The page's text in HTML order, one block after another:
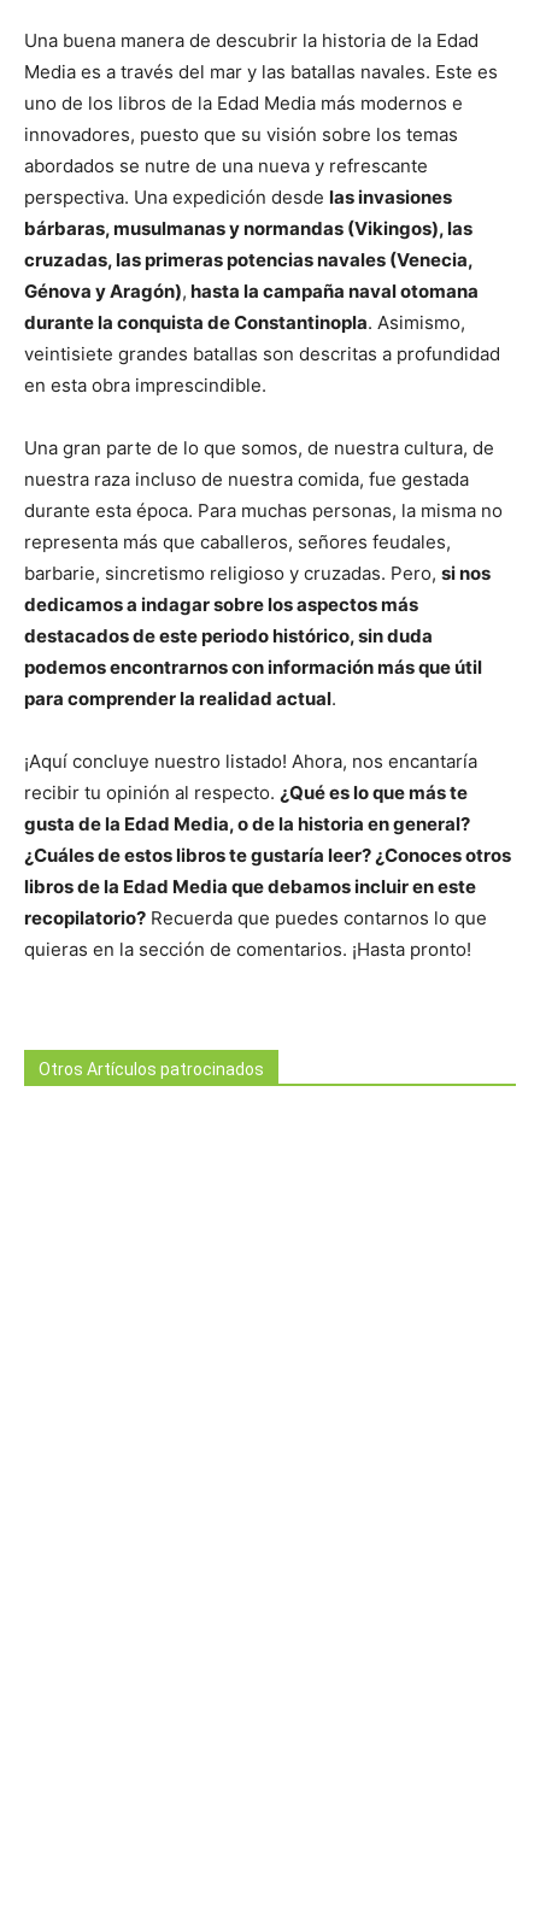
Una buena manera de descubrir la historia de la Edad
Media es a través del mar y las batallas navales. Este es
uno de los libros de la Edad Media más modernos e
innovadores, puesto que su visión sobre los temas
abordados se nutre de una nueva y refrescante
perspectiva. Una expedición desde las invasiones
bárbaras, musulmanas y normandas (Vikingos), las
cruzadas, las primeras potencias navales (Venecia,
Génova y Aragón), hasta la campaña naval otomana
durante la conquista de Constantinopla. Asimismo,
veintisiete grandes batallas son descritas a profundidad
en esta obra imprescindible.
Una gran parte de lo que somos, de nuestra cultura, de
nuestra raza incluso de nuestra comida, fue gestada
durante esta época. Para muchas personas, la misma no
representa más que caballeros, señores feudales,
barbarie, sincretismo religioso y cruzadas. Pero, si nos
dedicamos a indagar sobre los aspectos más
destacados de este periodo histórico, sin duda
podemos encontrarnos con información más que útil
para comprender la realidad actual.
¡Aquí concluye nuestro listado! Ahora, nos encantaría
recibir tu opinión al respecto. ¿Qué es lo que más te
gusta de la Edad Media, o de la historia en general?
¿Cuáles de estos libros te gustaría leer? ¿Conoces otros
libros de la Edad Media que debamos incluir en este
recopilatorio? Recuerda que puedes contarnos lo que
quieras en la sección de comentarios. ¡Hasta pronto!
Otros Artículos patrocinados